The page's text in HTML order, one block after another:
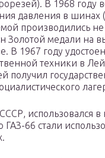
В 1968 году
давления в шинах
производились
Золотой медали на
В 1967 году
техники в
получил
использовался в
66 стали